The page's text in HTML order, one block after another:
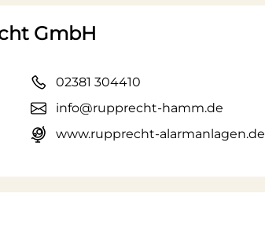
GmbH
02381 304410
info@rupprecht-hamm.de
www.rupprecht-alarmanlagen.de